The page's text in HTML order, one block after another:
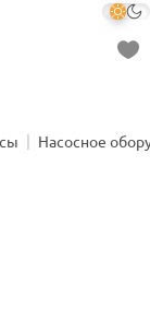
Насосное